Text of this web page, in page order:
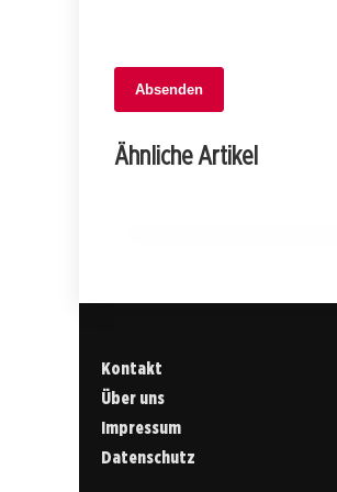
Absenden
Ähnliche Artikel
02. Februar 2026
Luxusauto gestohlen:
Kontakt
Über uns
Impressum
Datenschutz